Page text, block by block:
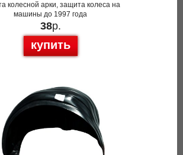
колесной арки, защита колеса на
машины до 1997 года
38р.
купить